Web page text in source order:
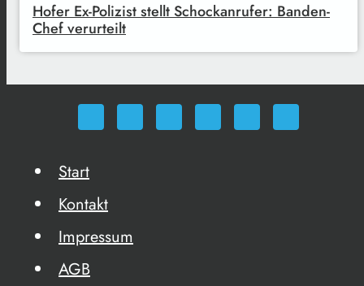
Hofer Ex-Polizist stellt Schockanrufer: Banden-
Chef verurteilt
Start
Kontakt
Impressum
AGB